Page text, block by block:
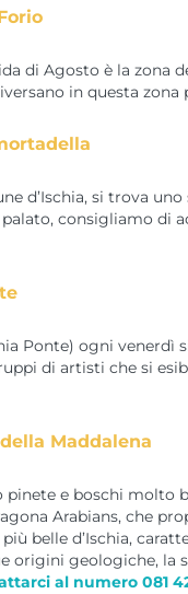
di Agosto è la zona
in questa
d’Ischia, si trova
consigliamo di
Ponte) ogni venerdì
di artisti che si
Maddalena
e boschi molto
Arabians, che
belle d’Ischia,
origini geologiche, la
al numero 081